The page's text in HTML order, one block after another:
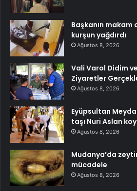
Başkanın makam
kurşun yağdırdı
Ağustos 8, 2026
Vali Varol Didim
Ziyaretler
Ağustos 8, 2026
Eyüpsultan
taşı Nuri Aslan
Ağustos 8, 2026
Mudanya’da
mücadele
Ağustos 8, 2026